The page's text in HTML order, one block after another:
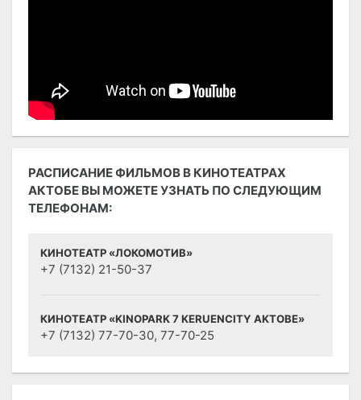
РАСПИСАНИЕ ФИЛЬМОВ В КИНОТЕАТРАХ
АКТОБЕ ВЫ МОЖЕТЕ УЗНАТЬ ПО СЛЕДУЮЩИМ
ТЕЛЕФОНАМ:
КИНОТЕАТР «ЛОКОМОТИВ»
+7 (7132) 21-50-37
КИНОТЕАТР «KINOPARK 7 KERUENCITY AKTOBE»
+7 (7132) 77-70-30, 77-70-25